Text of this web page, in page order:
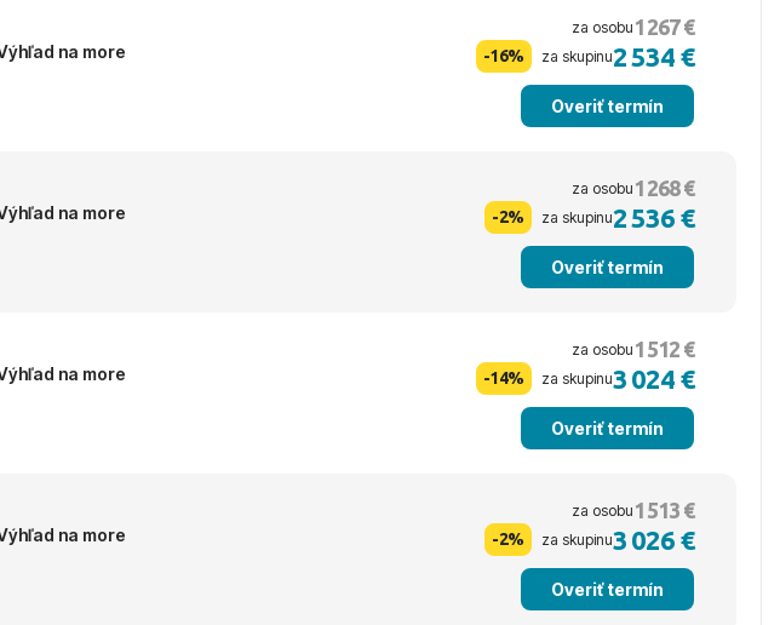
na more
za osobu 1 267 €
-16% za skupinu2 534 €
Overiť termín
na more
za osobu 1 268 €
-2% za skupinu2 536 €
Overiť termín
na more
za osobu 1 512 €
-14% za skupinu3 024 €
Overiť termín
na more
za osobu 1 513 €
-2% za skupinu3 026 €
Overiť termín